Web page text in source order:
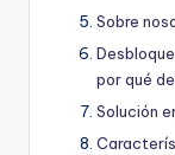
Sobre
por qué
Solución